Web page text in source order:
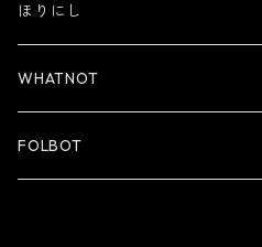
ほりにし
WHATNOT
FOLBOT